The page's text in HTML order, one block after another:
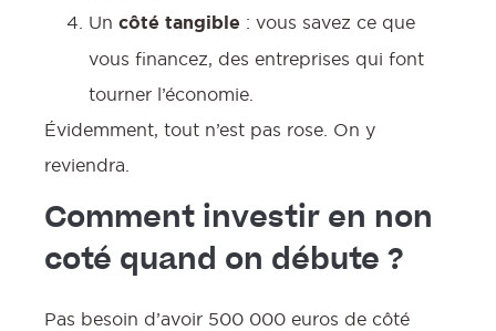
Un côté tangible : vous savez ce que
vous financez, des entreprises qui font
tourner l’économie.
Évidemment, tout n’est pas rose. On y
reviendra.
Comment investir en non
coté quand on débute ?
Pas besoin d’avoir 500 000 euros de côté